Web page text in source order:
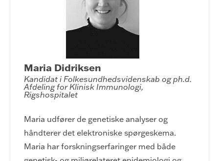
Maria Didriksen
Kandidat i Folkesundhedsvidenskab og ph.d.
Afdeling for Klinisk Immunologi,
Rigshospitalet
Maria udfører de genetiske analyser og
håndterer det elektroniske spørgeskema.
Maria har forskningserfaringer med både